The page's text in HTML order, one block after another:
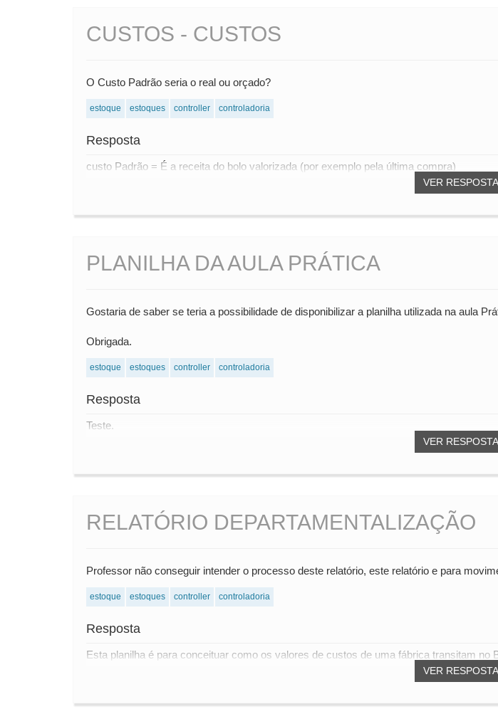
CUSTOS - CUSTOS
O Custo Padrão seria o real ou orçado?
estoque estoques controller controladoria
Resposta
VER
custo Padrão = É a receita do bolo valorizada (por exemplo pela última compra)
PLANILHA DA AULA PRÁTICA
Gostaria de saber se teria a possibilidade de disponibilizar a planilha utilizada na aula
Obrigada.
estoque estoques controller controladoria
Resposta
VER
Teste.
RELATÓRIO DEPARTAMENTALIZAÇÃO
Professor não conseguir intender o processo deste relatório, este relatório e para
estoque estoques controller controladoria
Resposta
VER
Esta planilha é para conceituar como os valores de custos de uma fábrica transitam no